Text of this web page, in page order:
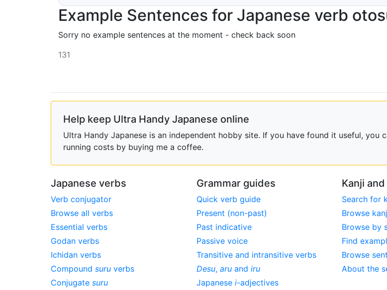
Example Sentences for Japanese verb
Sorry no example sentences at the moment - check back soon
131
Help keep Ultra Handy Japanese online
Ultra Handy Japanese is an independent hobby site. If you have found it useful, you
running costs by buying me a coffee.
Japanese verbs
Verb conjugator
Browse all verbs
Essential verbs
Godan verbs
Ichidan verbs
Compound suru verbs
Conjugate suru
Grammar guides
Quick verb guide
Present (non-past)
Past indicative
Passive voice
Transitive and intransitive verbs
Desu, aruand iru
Japanese i-adjectives
Kanji
Search for
Browse
Browse by
Find
Browse
About the